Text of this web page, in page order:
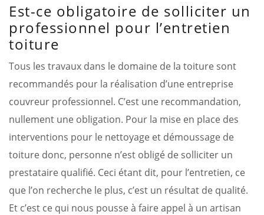
Est-ce obligatoire de solliciter un
professionnel pour l’entretien
toiture
Tous les travaux dans le domaine de la toiture sont
recommandés pour la réalisation d’une entreprise
couvreur professionnel. C’est une recommandation,
nullement une obligation. Pour la mise en place des
interventions pour le nettoyage et démoussage de
toiture donc, personne n’est obligé de solliciter un
prestataire qualifié. Ceci étant dit, pour l’entretien, ce
que l’on recherche le plus, c’est un résultat de qualité.
Et c’est ce qui nous pousse à faire appel à un artisan